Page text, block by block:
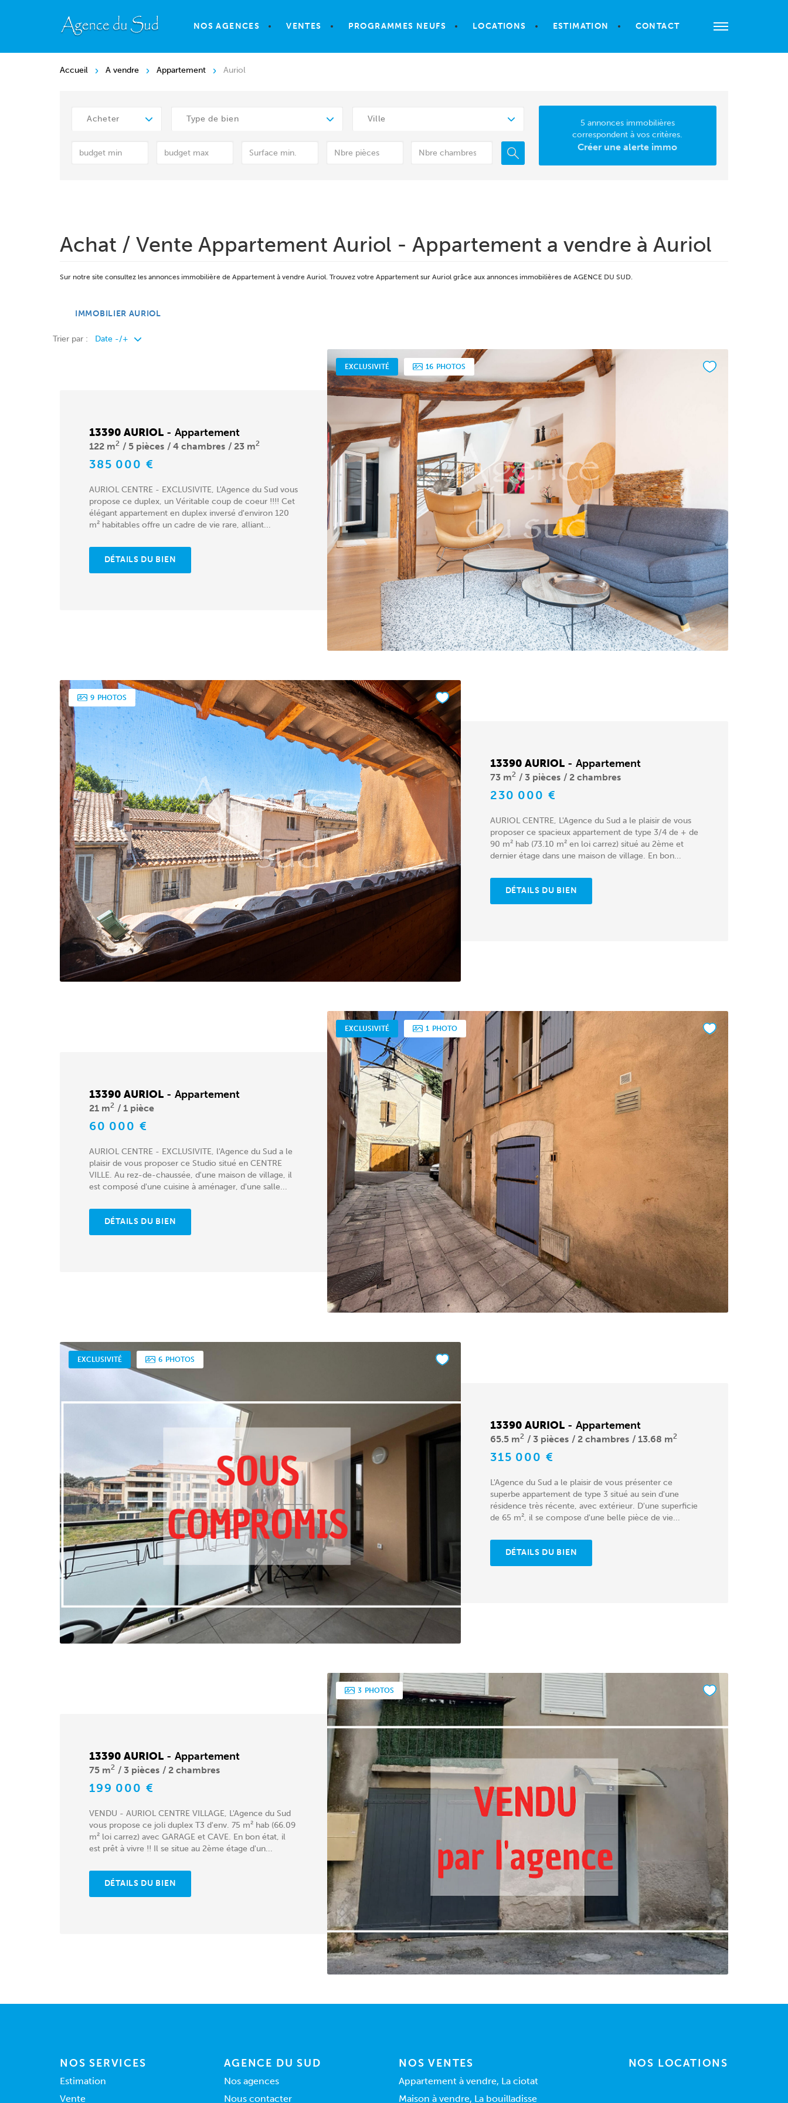
NOS AGENCES VENTES PROGRAMMES NEUFS LOCATIONS ESTIMATION CONTACT
Accueil A vendre Appartement Auriol
Acheter Type de bien Ville
5 annonces immobilières
correspondent à vos critères.
Créer une alerte immo
Achat / Vente Appartement Auriol - Appartement a vendre à Auriol
Sur notre site consultez les annonces immobilière de Appartement à vendre Auriol. Trouvez votre Appartement sur Auriol grâce aux annonces immobilières de AGENCE DU SUD.
IMMOBILIER AURIOL
Trier par :
EXCLUSIVITÉ 16 PHOTOS
13390 AURIOL - Appartement
122 m2 5 pièces 4 chambres 23 m2
385 000 €
AURIOL CENTRE - EXCLUSIVITE, L'Agence du Sud vous
propose ce duplex, un Véritable coup de coeur !!!! Cet
élégant appartement en duplex inversé d'environ 120
m² habitables offre un cadre de vie rare, alliant...
DÉTAILS DU BIEN
9 PHOTOS
13390 AURIOL - Appartement
73 m2 3 pièces 2 chambres
230 000 €
AURIOL CENTRE, L'Agence du Sud a le plaisir de vous
proposer ce spacieux appartement de type 3/4 de + de
90 m² hab (73.10 m² en loi carrez) situé au 2ème et
dernier étage dans une maison de village. En bon...
DÉTAILS DU BIEN
EXCLUSIVITÉ 1 PHOTO
13390 AURIOL - Appartement
21 m2 1 pièce
60 000 €
AURIOL CENTRE - EXCLUSIVITE, l'Agence du Sud a le
plaisir de vous proposer ce Studio situé en CENTRE
VILLE. Au rez-de-chaussée, d'une maison de village, il
est composé d'une cuisine à aménager, d'une salle...
DÉTAILS DU BIEN
EXCLUSIVITÉ 6 PHOTOS
13390 AURIOL - Appartement
65.5 m2 3 pièces 2 chambres 13.68 m2
315 000 €
L'Agence du Sud a le plaisir de vous présenter ce
superbe appartement de type 3 situé au sein d'une
résidence très récente, avec extérieur. D'une superficie
de 65 m², il se compose d'une belle pièce de vie...
DÉTAILS DU BIEN
3 PHOTOS
13390 AURIOL - Appartement
75 m2 3 pièces 2 chambres
199 000 €
VENDU - AURIOL CENTRE VILLAGE, L'Agence du Sud
vous propose ce joli duplex T3 d'env. 75 m² hab (66.09
m² loi carrez) avec GARAGE et CAVE. En bon état, il
est prêt à vivre !! Il se situe au 2ème étage d'un...
DÉTAILS DU BIEN
NOS SERVICES
Estimation
Vente
AGENCE DU SUD
Nos agences
Nous contacter
NOS VENTES
Appartement à vendre, La ciotat
Maison à vendre, La bouilladisse
NOS LOCATIONS